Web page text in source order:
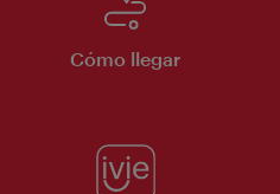
Cómo llegar